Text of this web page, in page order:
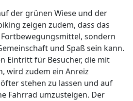
der grünen Wiese und der
zeigen zudem, dass das
sondern
und Spaß sein kann.
Eintritt für Besucher, die mit
wird zudem ein Anreiz
stehen zu lassen und auf
Fahrrad umzusteigen. Der